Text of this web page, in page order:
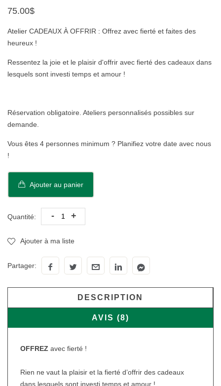
75.00$
Atelier CADEAUX À OFFRIR : Offrez avec fierté et faites des
heureux !
Ressentez la joie et le plaisir d'offrir avec fierté des cadeaux dans
lesquels sont investi temps et amour !
Réservation obligatoire. Ateliers personnalisés possibles sur
demande.
Vous êtes 4 personnes minimum ? Planifiez votre date avec nous
!
Ajouter au panier
Quantité: - +
Ajouter à ma liste
Partager:
DESCRIPTION
AVIS (8)
OFFREZ avec fierté !
Rien ne vaut la plaisir et la fierté d’offrir des cadeaux
dans lesquels sont investi temps et amour !